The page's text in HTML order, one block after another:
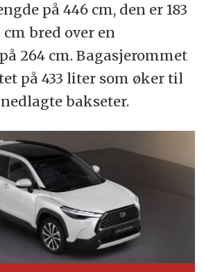
på 446 cm, den er 183
cm bred over en
264 cm. Bagasjerommet
på 433 liter som øker til
bakseter.